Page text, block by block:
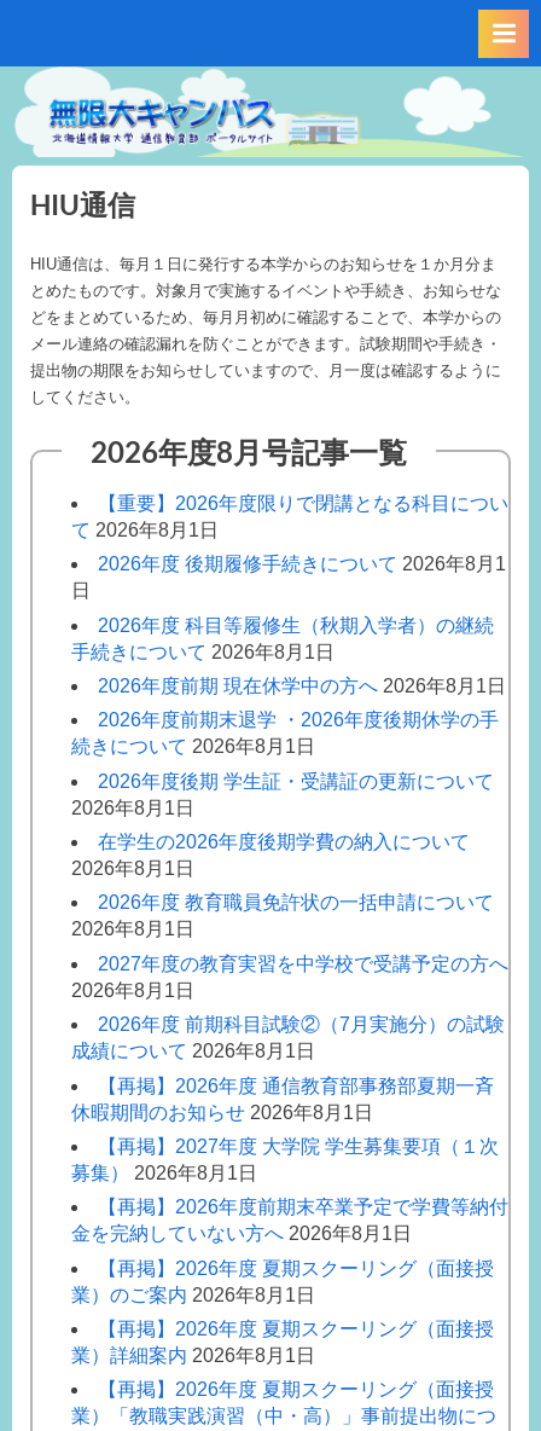
content
HIU通信
HIU通信は、毎月１日に発行する本学からのお知らせを１か月分ま
とめたものです。対象月で実施するイベントや手続き、お知らせな
どをまとめているため、毎月月初めに確認することで、本学からの
メール連絡の確認漏れを防ぐことができます。試験期間や手続き・
提出物の期限をお知らせしていますので、月一度は確認するように
してください。
2026年度8月号記事一覧
【重要】2026年度限りで閉講となる科目につい
て 2026年8月1日
2026年度 後期履修手続きについて 2026年8月1
日
2026年度 科目等履修生（秋期入学者）の継続
手続きについて 2026年8月1日
2026年度前期 現在休学中の方へ 2026年8月1日
2026年度前期末退学 ・2026年度後期休学の手
続きについて 2026年8月1日
2026年度後期 学生証・受講証の更新について
2026年8月1日
在学生の2026年度後期学費の納入について
2026年8月1日
2026年度 教育職員免許状の一括申請について
2026年8月1日
2027年度の教育実習を中学校で受講予定の方へ
2026年8月1日
2026年度 前期科目試験②（7月実施分）の試験
成績について 2026年8月1日
【再掲】2026年度 通信教育部事務部夏期一斉
休暇期間のお知らせ 2026年8月1日
【再掲】2027年度 大学院 学生募集要項（１次
募集）
2026年8月1日
【再掲】2026年度前期末卒業予定で学費等納付
金を完納していない方へ 2026年8月1日
【再掲】2026年度 夏期スクーリング（面接授
業）のご案内 2026年8月1日
【再掲】2026年度 夏期スクーリング（面接授
業）詳細案内 2026年8月1日
【再掲】2026年度 夏期スクーリング（面接授
業）「教職実践演習（中・高）」事前提出物につ